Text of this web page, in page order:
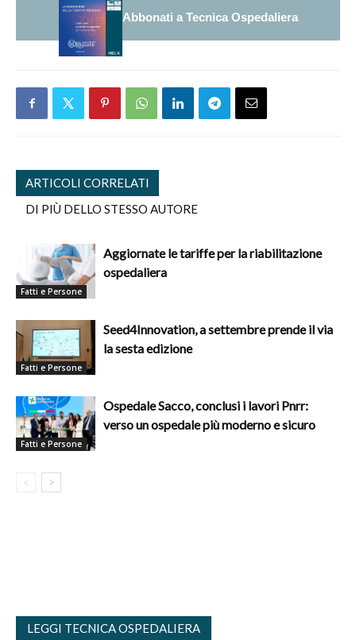
Abbonati a Tecnica Ospedaliera
ARTICOLI CORRELATI
DI PIÙ DELLO STESSO AUTORE
Fatti e Persone
Aggiornate le tariffe per la riabilitazione
ospedaliera
Fatti e Persone
Seed4Innovation, a settembre prende il via
la sesta edizione
Fatti e Persone
Ospedale Sacco, conclusi i lavori Pnrr:
verso un ospedale più moderno e sicuro
LEGGI TECNICA OSPEDALIERA